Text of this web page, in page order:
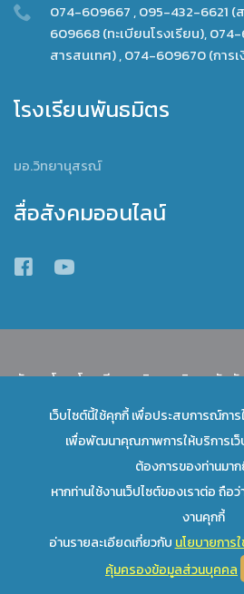
074-609667 , 095-432-6621 (
609668 (ทะเบียนโรงเรียน),
สารสนเทศ) , 074-609670 (การ
โรงเรียนพันธมิตร
มอ.วิทยานุสรณ์
สื่อสังคมออนไลน์
พัฒนาโดย โรงเรียนสาธิตมหาวิทยาลัย
เลื่อนขึ้นข้างบน
เว็บไซต์นี้ใช้คุกกี้ เพื่อประสบการณ์การ
เพื่อพัฒนาคุณภาพการให้บริการเ
ต้องการของท่านมา
หากท่านใช้งานเว็ปไซต์ของเราต่อ ถือ
งานคุกกี้
อ่านรายละเอียดเกี่ยวกับ นโยบายการ
คุ้มครองข้อมูลส่วนบุคคล